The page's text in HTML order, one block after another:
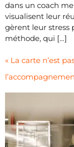
dans un coach
visualisent leur
gèrent leur stress
méthode, qui […]
« La carte n’est